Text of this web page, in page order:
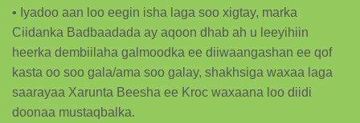
• Iyadoo aan loo eegin isha laga soo xigtay, marka
Ciidanka Badbaadada ay aqoon dhab ah u leeyihiin
heerka dembiilaha galmoodka ee diiwaangashan ee qof
kasta oo soo gala/ama soo galay, shakhsiga waxaa laga
saarayaa Xarunta Beesha ee Kroc waxaana loo diidi
doonaa mustaqbalka.